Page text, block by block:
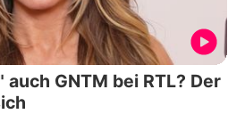
auch GNTM bei RTL? Der